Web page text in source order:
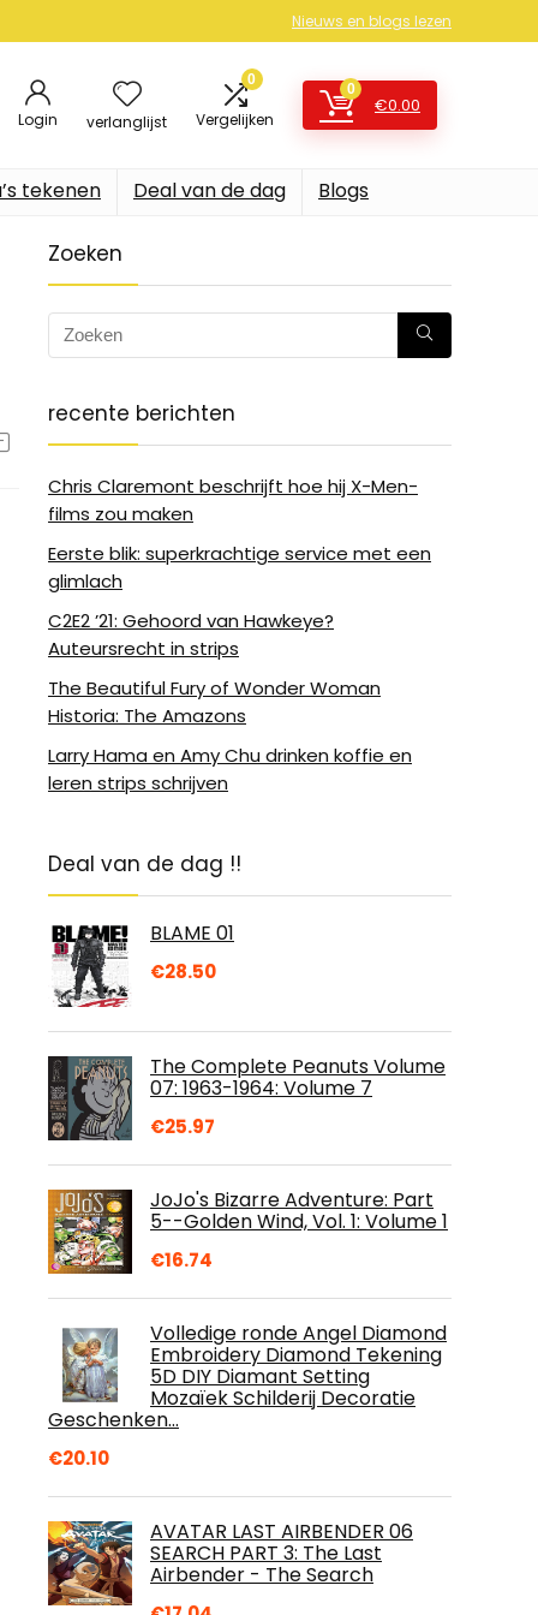
Nieuws en blogs lezen
Login verlanglijst
0
Vergelijken
0
€0.00
tekenen Deal van de dag Blogs
Zoeken
recente berichten
Chris Claremont beschrijft hoe hij X-Men-
films zou maken
Eerste blik: superkrachtige service met een
glimlach
C2E2 ’21: Gehoord van Hawkeye?
Auteursrecht in strips
The Beautiful Fury of Wonder Woman
Historia: The Amazons
Larry Hama en Amy Chu drinken koffie en
leren strips schrijven
Deal van de dag !!
BLAME 01
€28.50
The Complete Peanuts Volume
07: 1963-1964: Volume 7
€25.97
JoJo's Bizarre Adventure: Part
5--Golden Wind, Vol. 1: Volume 1
€16.74
Volledige ronde Angel Diamond
Embroidery Diamond Tekening
5D DIY Diamant Setting
Mozaïek Schilderij Decoratie
Geschenken…
€20.10
AVATAR LAST AIRBENDER 06
SEARCH PART 3: The Last
Airbender - The Search